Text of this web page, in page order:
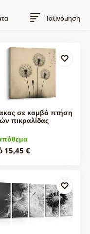
Ταξινόμηση
σε καμβά πτήση
πικραλίδας
15,45 €